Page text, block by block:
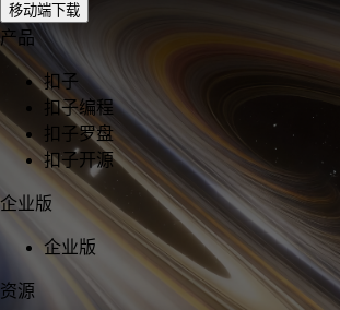
移动端下载
产品
扣子
扣子编程
扣子罗盘
扣子开源
企业版
企业版
资源